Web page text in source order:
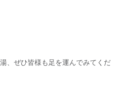
、ぜひ皆様も足を運んでみてくだ